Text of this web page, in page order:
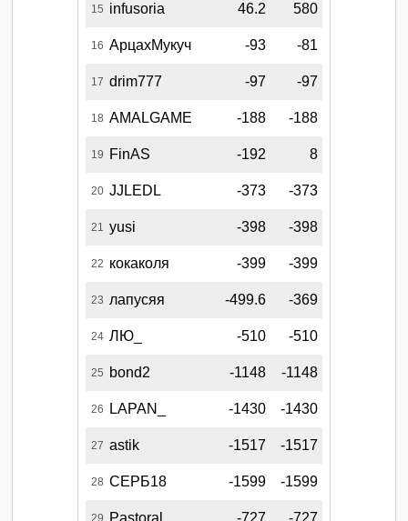
15 infusoria 46.2 580
16 АрцахМукуч -93 -81
17 drim777 -97 -97
18 AMALGAME -188 -188
19 FinAS -192 8
20 JJLEDL -373 -373
21 yusi -398 -398
22 кокаколя -399 -399
23 лапусяя -499.6 -369
24 ЛЮ_ -510 -510
25 bond2 -1148 -1148
26 LAPAN_ -1430 -1430
27 astik -1517 -1517
28 СЕРБ18 -1599 -1599